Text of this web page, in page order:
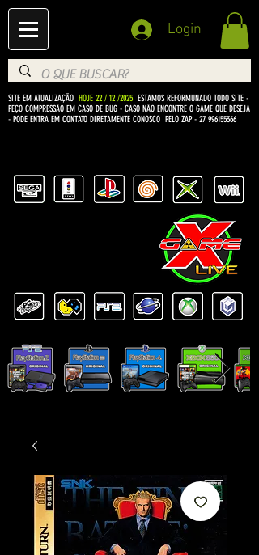
Login
SITE EM ATUALIZAÇÃO HOJE 22 / 12 /2025 ESTAMOS REFORMUNADO TODO SITE -
PEÇO COMPRESSÃO EM CASO DE BUG - CASO NÃO ENCONTRE O GAME QUE DESEJA
- PODE ENTRA EM CONTATO DIRETAMENTE CONOSCO PELO ZAP - 27 996155366